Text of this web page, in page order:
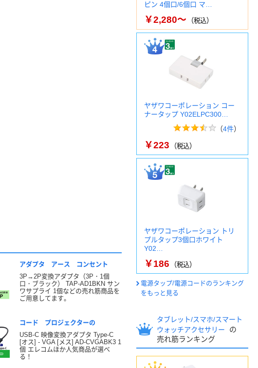
アダプタ アース コンセント
3P→2P変換アダプタ（3P・1個
口・ブラック） TAP-AD1BKN サン
ワサプライ 1個などの売れ筋商品を
ご用意してます。
コード プロジェクターの
USB-C 映像変換アダプタ Type-C
[オス] - VGA [メス] AD-CVGABK3 1
個 エレコムほか人気商品が選べ
る！
ピン 4個口/6個口 マ…
￥2,280～ （税込）
ヤザワコーポレーション コー
ナータップ Y02ELPC300…
（4件）
￥223 （税込）
ヤザワコーポレーション トリ
プルタップ3個口ホワイト
Y02…
￥186 （税込）
電源タップ/電源コードのランキング
をもっと見る
タブレット/スマホ/スマート
ウォッチアクセサリー
の
売れ筋ランキング